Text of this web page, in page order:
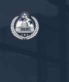
Aller
au